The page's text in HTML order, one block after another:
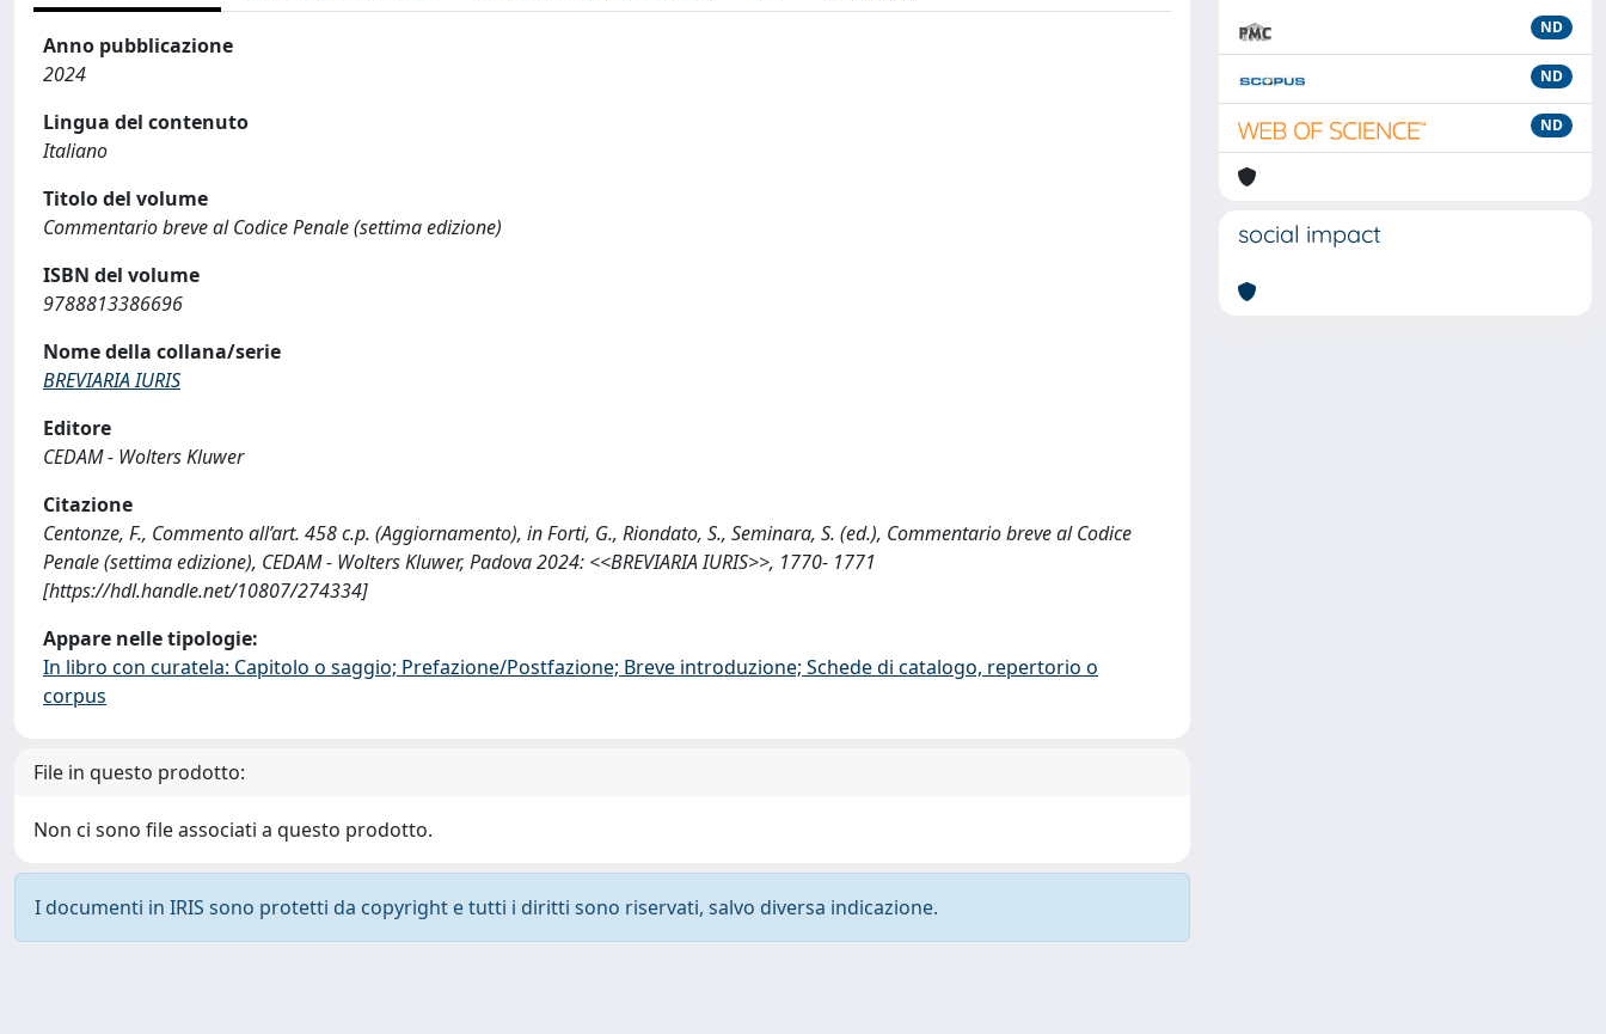
Anno pubblicazione
2024
Lingua del contenuto
Italiano
Titolo del volume
Commentario breve al Codice Penale (settima edizione)
ISBN del volume
9788813386696
Nome della collana/serie
BREVIARIA IURIS
Editore
CEDAM - Wolters Kluwer
Citazione
Centonze, F., Commento all’art. 458 c.p. (Aggiornamento), in Forti, G., Riondato, S., Seminara, S. (ed.), Commentario breve al Codice
Penale (settima edizione), CEDAM - Wolters Kluwer, Padova 2024: <<BREVIARIA IURIS>>, 1770- 1771
[https://hdl.handle.net/10807/274334]
Appare nelle tipologie:
In libro con curatela: Capitolo o saggio; Prefazione/Postfazione; Breve introduzione; Schede di catalogo, repertorio o
corpus
File in questo prodotto:
Non ci sono file associati a questo prodotto.
I documenti in IRIS sono protetti da copyright e tutti i diritti sono riservati, salvo diversa indicazione.
ND
ND
ND
social impact